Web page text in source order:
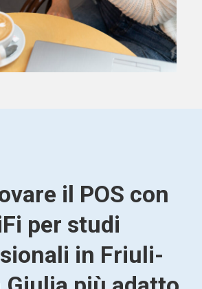
il POS con
per studi
in Friuli-